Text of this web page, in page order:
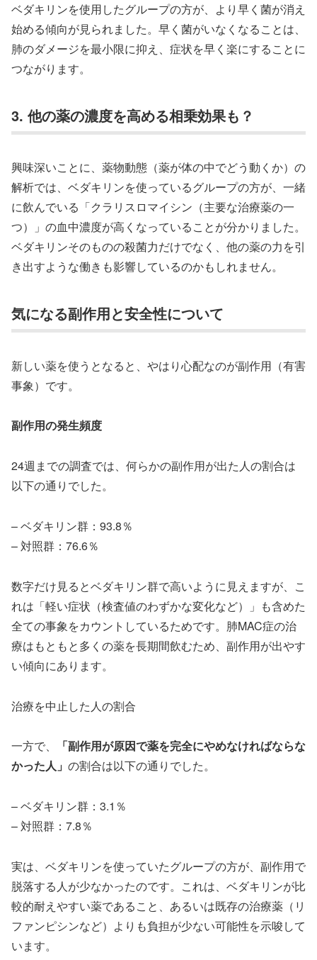
ベダキリンを使用したグループの方が、より早く菌が消え
始める傾向が見られました。早く菌がいなくなることは、
肺のダメージを最小限に抑え、症状を早く楽にすることに
つながります。
3. 他の薬の濃度を高める相乗効果も？
興味深いことに、薬物動態（薬が体の中でどう動くか）の
解析では、ベダキリンを使っているグループの方が、一緒
に飲んでいる「クラリスロマイシン（主要な治療薬の一
つ）」の血中濃度が高くなっていることが分かりました。
ベダキリンそのものの殺菌力だけでなく、他の薬の力を引
き出すような働きも影響しているのかもしれません。
気になる副作用と安全性について
新しい薬を使うとなると、やはり心配なのが副作用（有害
事象）です。
副作用の発生頻度
24週までの調査では、何らかの副作用が出た人の割合は
以下の通りでした。
– ベダキリン群：93.8％
– 対照群：76.6％
数字だけ見るとベダキリン群で高いように見えますが、こ
れは「軽い症状（検査値のわずかな変化など）」も含めた
全ての事象をカウントしているためです。肺MAC症の治
療はもともと多くの薬を長期間飲むため、副作用が出やす
い傾向にあります。
治療を中止した人の割合
一方で、
「副作用が原因で薬を完全にやめなければならな
かった人」 の割合は以下の通りでした。
– ベダキリン群：3.1％
– 対照群：7.8％
実は、ベダキリンを使っていたグループの方が、副作用で
脱落する人が少なかったのです。これは、ベダキリンが比
較的耐えやすい薬であること、あるいは既存の治療薬（リ
ファンピシンなど）よりも負担が少ない可能性を示唆して
います。